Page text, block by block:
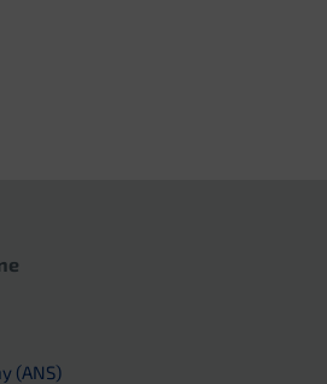
(ANS)